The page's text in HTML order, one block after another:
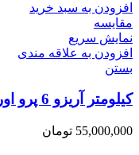
افزودن به سبد خرید
مقایسه
نمایش سریع
افزودن به علاقه مندی
بستن
کیلومتر آریزو 6 پرو اورجینال
55,000,000 تومان